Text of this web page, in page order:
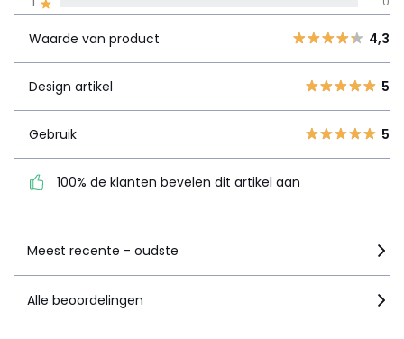
1
2 0
3
4 1
100% de klanten bevelen
dit artikel aan
Waarde van product 4,3
Design artikel 5
Gebruik 5
100% de klanten bevelen dit artikel aan
Meest recente - oudste
Alle beoordelingen